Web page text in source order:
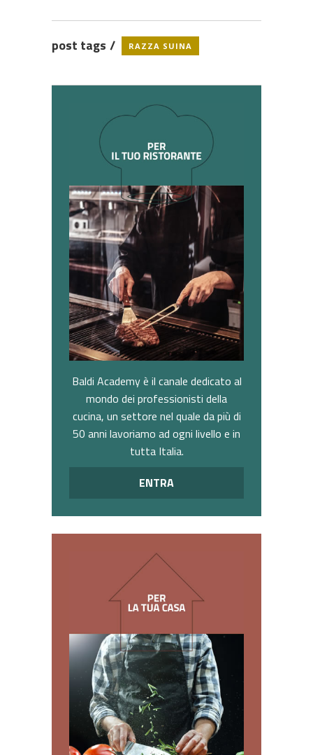
post tags RAZZA SUINA
Baldi Academy è il canale dedicato al
mondo dei professionisti della
cucina, un settore nel quale da più di
50 anni lavoriamo ad ogni livello e in
tutta Italia.
ENTRA